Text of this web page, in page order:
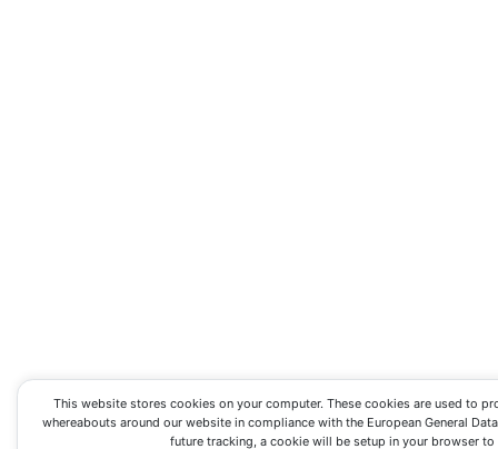
This website stores cookies on your computer. These cookies are used to
whereabouts around our website in compliance with the European General
future tracking, a cookie will be setup in your browser